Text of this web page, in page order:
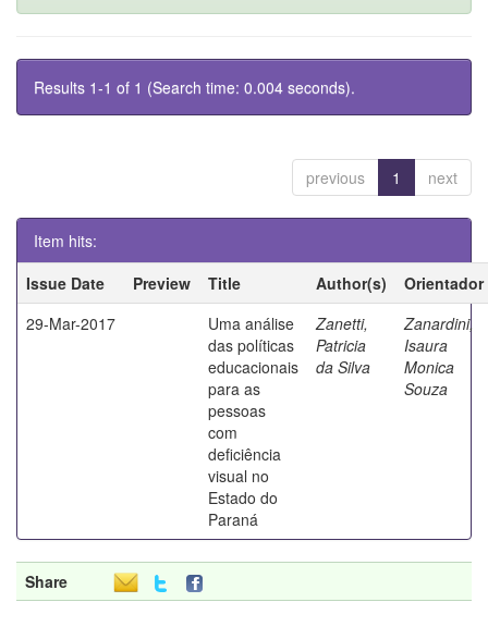
Results 1-1 of 1 (Search time: 0.004 seconds).
previous 1 next
Item hits:
Issue Date
Preview Title Author(s)
Orientador
29-Mar-2017
Uma análise
das políticas
educacionais
para as
pessoas
com
deficiência
visual no
Estado do
Paraná
Zanetti,
Patricia
da Silva
Zanardini,
Isaura
Monica
Souza
Share